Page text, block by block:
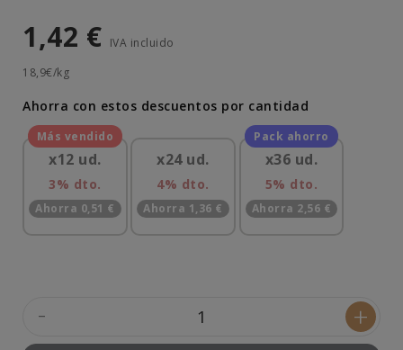
1,42 € IVA incluido
18,9€/kg
Ahorra con estos descuentos por cantidad
x12 ud.
3% dto.
Ahorra 0,51 €
x24 ud.
4% dto.
Ahorra 1,36 €
x36 ud.
5% dto.
Ahorra 2,56 €
- +